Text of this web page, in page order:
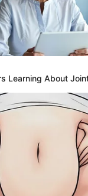
ะริตตัง บทสวดป้องภยั
Learning About